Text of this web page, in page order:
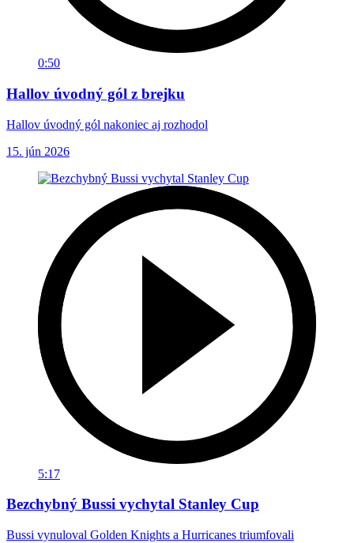
0:50
Hallov úvodný gól z brejku
Hallov úvodný gól nakoniec aj rozhodol
15. jún 2026
5:17
Bezchybný Bussi vychytal Stanley Cup
Bussi vynuloval Golden Knights a Hurricanes triumfovali